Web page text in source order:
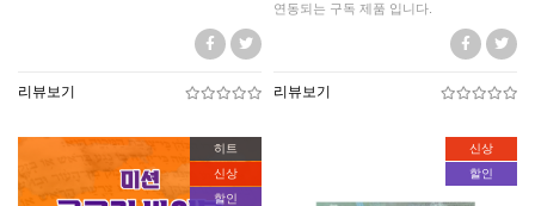
리뷰보기
연동되는 구독 제품 입니다.
리뷰보기
히트
신상
할인
신상
할인